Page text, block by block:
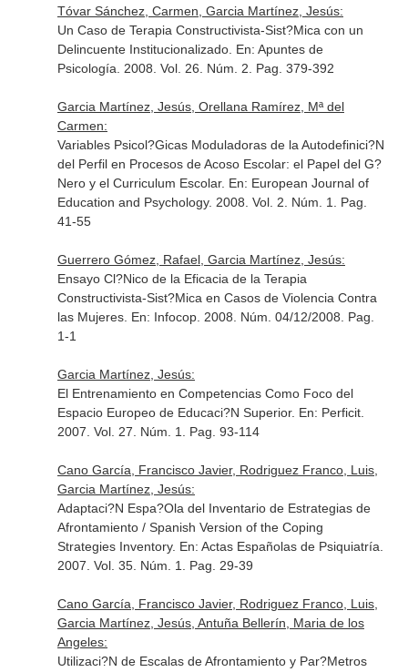
Tóvar Sánchez, Carmen, Garcia Martínez, Jesús:
Un Caso de Terapia Constructivista-Sist?Mica con un
Delincuente Institucionalizado. En: Apuntes de
Psicología . 2008. Vol. 26. Núm. 2. Pag. 379-392
Garcia Martínez, Jesús, Orellana Ramírez, Mª del
Carmen:
Variables Psicol?Gicas Moduladoras de la Autodefinici?N
del Perfil en Procesos de Acoso Escolar: el Papel del G?
Nero y el Curriculum Escolar. En: European Journal of
Education and Psychology. 2008. Vol. 2. Núm. 1. Pag.
41-55
Guerrero Gómez, Rafael, Garcia Martínez, Jesús:
Ensayo Cl?Nico de la Eficacia de la Terapia
Constructivista-Sist?Mica en Casos de Violencia Contra
las Mujeres. En: Infocop. 2008. Núm. 04/12/2008. Pag.
1-1
Garcia Martínez, Jesús:
El Entrenamiento en Competencias Como Foco del
Espacio Europeo de Educaci?N Superior. En: Perficit.
2007. Vol. 27. Núm. 1. Pag. 93-114
Cano García, Francisco Javier, Rodriguez Franco, Luis,
Garcia Martínez, Jesús:
Adaptaci?N Espa?Ola del Inventario de Estrategias de
Afrontamiento / Spanish Version of the Coping
Strategies Inventory. En: Actas Españolas de Psiquiatría
2007. Vol. 35. Núm. 1. Pag. 29-39
Cano García, Francisco Javier, Rodriguez Franco, Luis,
Garcia Martínez, Jesús, Antuña Bellerín, Maria de los
Angeles:
Utilizaci?N de Escalas de Afrontamiento y Par?Metros